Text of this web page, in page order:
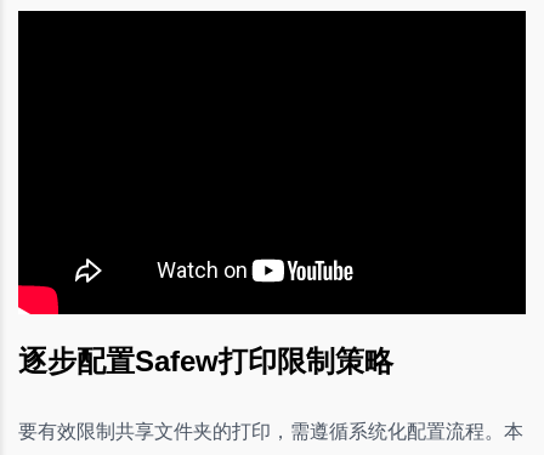
逐步配置Safew打印限制策略
要有效限制共享文件夹的打印，需遵循系统化配置流程。本